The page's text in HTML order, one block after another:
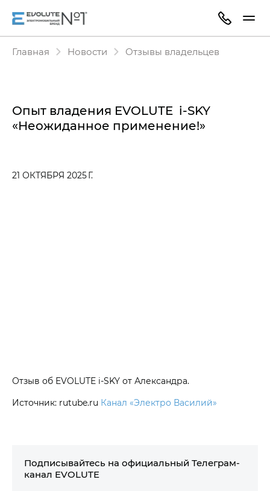
Главная Новости Отзывы владельцев
Опыт владения EVOLUTE i‑SKY
«Неожиданное применение!»
21 ОКТЯБРЯ 2025 Г.
Отзыв об EVOLUTE i‑SKY от Александра.
Источник: rutube.ru Канал «Электро Василий»
Подписывайтесь на официальный Телеграм-
канал EVOLUTE